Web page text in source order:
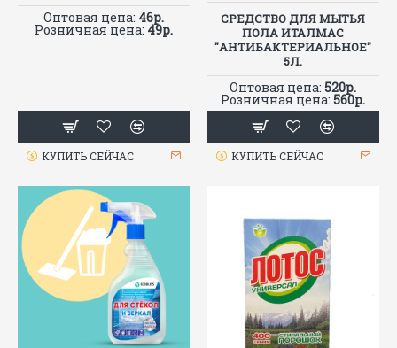
Оптовая цена: 46р.
Розничная цена: 49р.
КУПИТЬ СЕЙЧАС
СРЕДСТВО ДЛЯ МЫТЬЯ
ПОЛА ИТАЛМАС
"АНТИБАКТЕРИАЛЬНОЕ"
5Л.
Оптовая цена:520р.
Розничная цена:560р.
КУПИТЬ СЕЙЧАС